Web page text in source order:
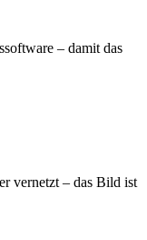
– damit das
vernetzt – das Bild ist